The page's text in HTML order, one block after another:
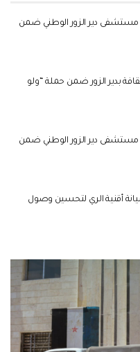
في مستشفى دير الزور الوطني ضمن
الثقافة بدير الزور ضمن حملة “ولو
في مستشفى دير الزور الوطني ضمن
صيانة أقنية الري لتحسين وصول